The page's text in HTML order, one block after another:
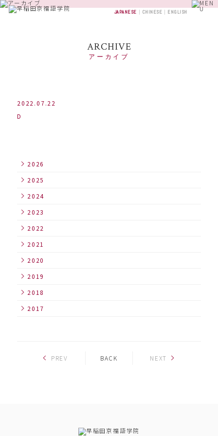
JAPANESE CHINESE ENGLISH
ARCHIVE
アーカイブ
2022.07.22
D
2026
2025
2024
2023
2022
2021
2020
2019
2018
2017
PREV BACK NEXT